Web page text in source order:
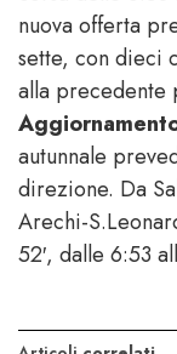
nuova offerta
sette, con dieci
alla precedente
autunnale
direzione. Da
Arechi-
52′, dalle 6:53